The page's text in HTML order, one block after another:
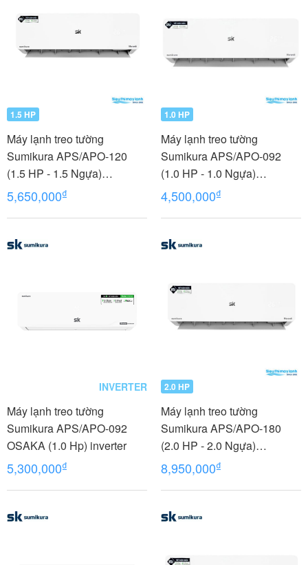
1.5 HP
Máy lạnh treo tường
Sumikura APS/APO-120
(1.5 HP - 1.5 Ngựa)
MORANDI
5,650,000₫
1.0 HP
Máy lạnh treo tường
Sumikura APS/APO-092
(1.0 HP - 1.0 Ngựa)
MORANDI
4,500,000₫
INVERTER
Máy lạnh treo tường
Sumikura APS/APO-092
OSAKA (1.0 Hp) inverter
5,300,000₫
2.0 HP
Máy lạnh treo tường
Sumikura APS/APO-180
(2.0 HP - 2.0 Ngựa)
MORANDI
8,950,000₫